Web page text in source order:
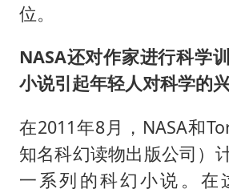
位。
NASA还对作家进行科学
小说引起年轻人对科学的
在2011年8月，NASA和
知名科幻读物出版公司）
一系列的科幻小说。在